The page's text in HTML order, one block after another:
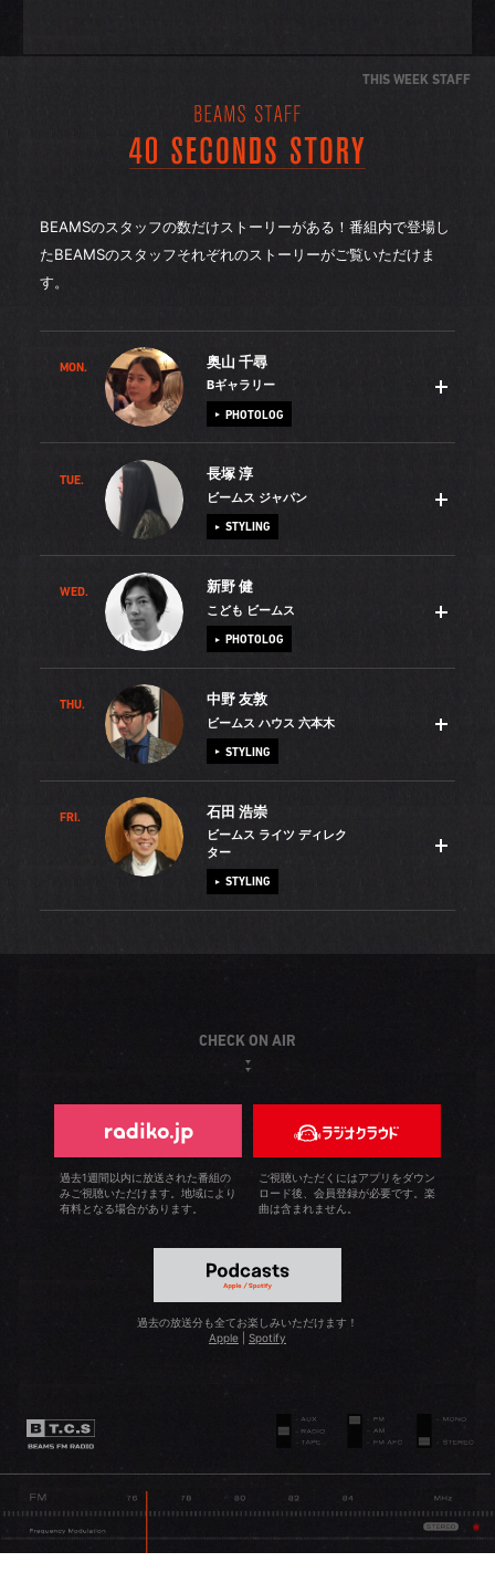
THIS WEEK STAFF
BEAMSのスタッフの数だけストーリーがある！番組内で登場し
たBEAMSのスタッフそれぞれのストーリーがご覧いただけま
す。
MON. 奥山 千尋
Bギャラリー
PHOTOLOG
部活動に明け暮れていた中学生時代、オシャレした友達の
プリクラ写真を見て、「休日ってこうやって楽しむものな
のね！」と世界が広がりました。「彼女のような魅力的な
ァッションとの出会いです。大学では服飾を専攻して和装
についても研究。今ではアクセサリー制作やアートにも興
味があります。実は、BEAMSを辞めて3ヶ月間ニューヨー
った、コンセプチュアル・アートの開拓者であるソル・ル
ウィット氏の作品は今でも大好きです。アートはライフス
タイルに彩りを与えてくれます。クッションやカーテンの
ように、絵を変えればお部屋の雰囲気も新しくなります。
もっとアートが皆さんの日常に入り込めるように、これか
らもお手伝いしていきます。
TUE. 長塚 淳
ビームス ジャパン
STYLING
腰まで伸びたストレートヘアが僕のトレードマークです。
BEAMSに入った時、ファッションに携わる上で「人と違う
スタイルでカッコよくなりたい」と思って伸ばしたのがき
服との出会いは、小学生の時にNBAの選手が履いているバ
スケット・シューズを見てカッコイイ！と思った時。その
後、服にもバスケットボールにもはまり大学までプレイし
ていました。人からは強そうな格好をしていると思われが
ちですが、好きな服、良いと思える服をこだわりなく着て
いるだけです。ただ、同年代の人と比べると、まだまだ服
の好みの幅が広くていろいろなブランドを試しているかも
しれません。多様な人が集まる新宿の街は最高ですね。レ
もいろんなスタッフの熱量が集結しています。最高の店で
WED. 新野 健
こども ビームス
PHOTOLOG
2児の父親で、子育ての真っ最中です。妻も仕事をしている
ため、家族全員が揃う日曜日をとても大切にしています。
たとえ出かけなくても、一緒にいるだけでホッとできるの
子どもの服選びは行事に左右されることが多いと思います
が、私も一通り経験して来ました。着用されるシチュエー
ションから子育ての悩みまで、代官山の「こども ビーム
ス」でいろいろな相談に乗らせていただいています。服を
出してみて「これってBEAMSだったんだ！」と喜んでくだ
た。一日がかりで「ビームス 仙台」に出かけていた自分
が、今、子育てをしながらBEAMSに囲まれているなんて時
THU. 中野 友敦
ビームス ハウス 六本木
STYLING
母に連れられてデパートに服を見に行くのが楽しみだった
僕は、茶色が好きな渋い小学生でした（笑）。当時から綺
麗めな格好が好きで、大学では革靴を履いて通学。卒業後
玉川などの店舗を経験して、今は「ビームス ハウス 六本
思っています。1回冒険をすると次の冒険もできるはずで
す。何でもご相談に乗らせていただきます。さて、そんな
も自然や寺社仏閣が好きなので、関東近県を訪れてのんび
FRI. 石田 浩崇
ビームス ライツ ディレク
ター
STYLING
に直行。雑誌で見ていた服に会いに行く、あのワクワクし
た瞬間は今でも忘れられません。ですが、当時めざしてい
International Gallery BEAMS＞に携わることが出来た時は
天にも昇る気持ちでした。15年間、複数の店舗を経験し
て、今は＜BEAMS Lights＞のディレクターとしてメンズ
ことをやってお給料をもらえるなんて！」とハッピーで来
ました（笑）。そうそう、BEAMSにはサッカー部があって
私が部長を務めさせていただいています。アパレルメーカ
ー同士で試合もしていますよ！
CHECK ON AIR
過去1週間以内に放送された番組の
みご視聴いただけます。地域により
有料となる場合があります。
ご視聴いただくにはアプリをダウン
ロード後、会員登録が必要です。楽
曲は含まれません。
過去の放送分も全てお楽しみいただけます！
Apple
Spotify